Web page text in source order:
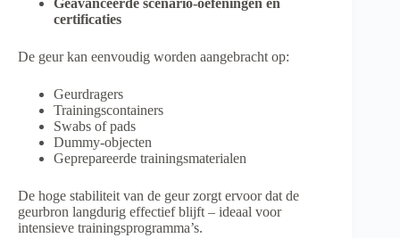
Geavanceerde scenario-oefeningen en
certificaties
De geur kan eenvoudig worden aangebracht op:
Geurdragers
Trainingscontainers
Swabs of pads
Dummy-objecten
Geprepareerde trainingsmaterialen
De hoge stabiliteit van de geur zorgt ervoor dat de
geurbron langdurig effectief blijft – ideaal voor
intensieve trainingsprogramma’s.